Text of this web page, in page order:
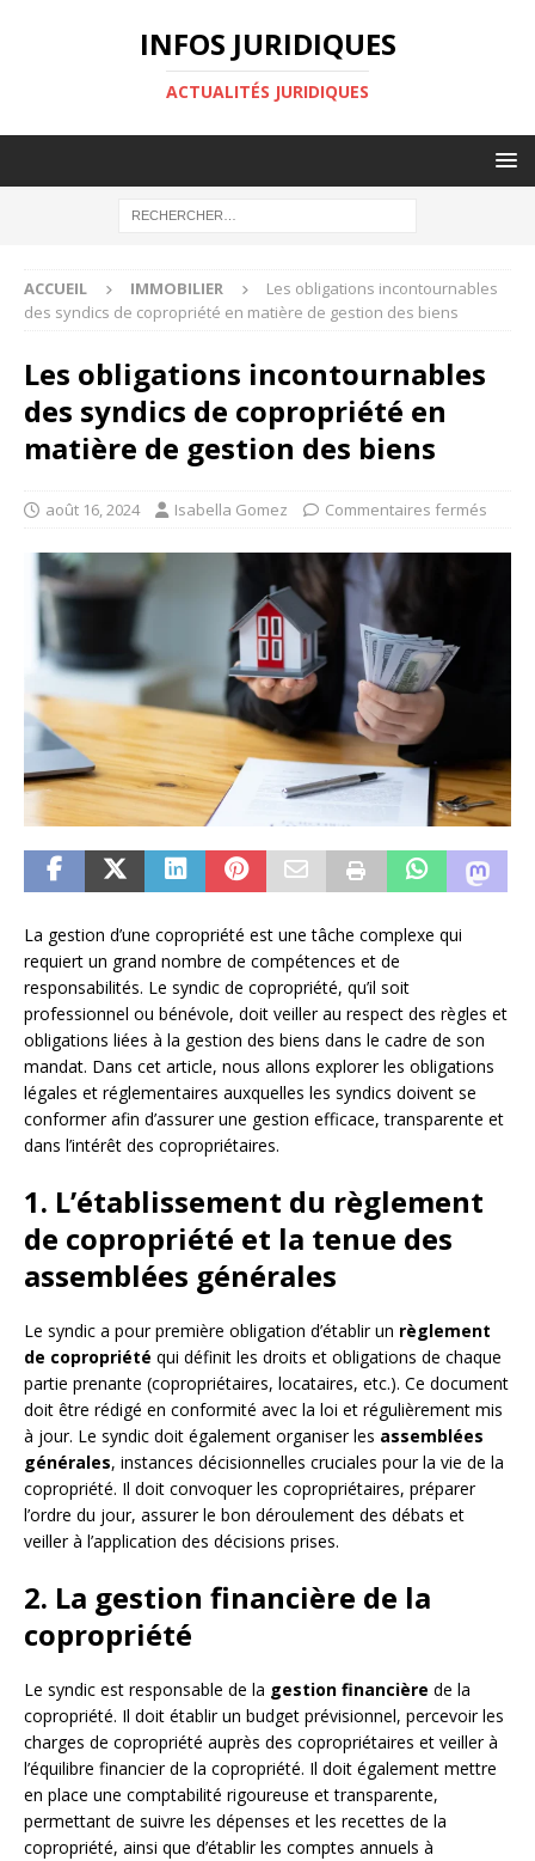
INFOS JURIDIQUES
ACTUALITÉS JURIDIQUES
ACCUEIL IMMOBILIER
Les obligations incontournables
des syndics de copropriété en matière de gestion des biens
Les obligations incontournables
des syndics de copropriété en
matière de gestion des biens
août 16, 2024 Isabella Gomez Commentaires fermés
La gestion d’une copropriété est une tâche complexe qui
requiert un grand nombre de compétences et de
responsabilités. Le syndic de copropriété, qu’il soit
professionnel ou bénévole, doit veiller au respect des règles et
obligations liées à la gestion des biens dans le cadre de son
mandat. Dans cet article, nous allons explorer les obligations
légales et réglementaires auxquelles les syndics doivent se
conformer afin d’assurer une gestion efficace, transparente et
dans l’intérêt des copropriétaires.
1. L’établissement du règlement
de copropriété et la tenue des
assemblées générales
Le syndic a pour première obligation d’établir un règlement
de copropriété qui définit les droits et obligations de chaque
partie prenante (copropriétaires, locataires, etc.). Ce document
doit être rédigé en conformité avec la loi et régulièrement mis
à jour. Le syndic doit également organiser les assemblées
générales, instances décisionnelles cruciales pour la vie de la
copropriété. Il doit convoquer les copropriétaires, préparer
l’ordre du jour, assurer le bon déroulement des débats et
veiller à l’application des décisions prises.
2. La gestion financière de la
copropriété
Le syndic est responsable de la gestion financière de la
copropriété. Il doit établir un budget prévisionnel, percevoir les
charges de copropriété auprès des copropriétaires et veiller à
l’équilibre financier de la copropriété. Il doit également mettre
en place une comptabilité rigoureuse et transparente,
permettant de suivre les dépenses et les recettes de la
copropriété, ainsi que d’établir les comptes annuels à